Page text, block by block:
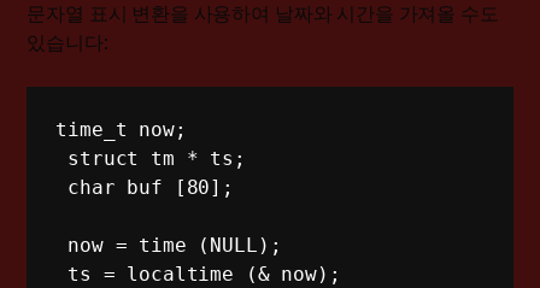
문자열 표시 변환을 사용하여 날짜와 시간을 가져올 수도
있습니다:
time_t now;
struct tm * ts;
char buf [80];
now = time (NULL);
ts = localtime (& now);